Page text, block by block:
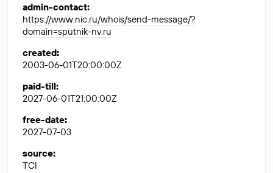
admin-contact:
https://www.nic.ru/whois/send-message/?
domain=sputnik-nv.ru
created:
2003-06-01T20:00:00Z
paid-till:
2027-06-01T21:00:00Z
free-date:
2027-07-03
source:
TCI